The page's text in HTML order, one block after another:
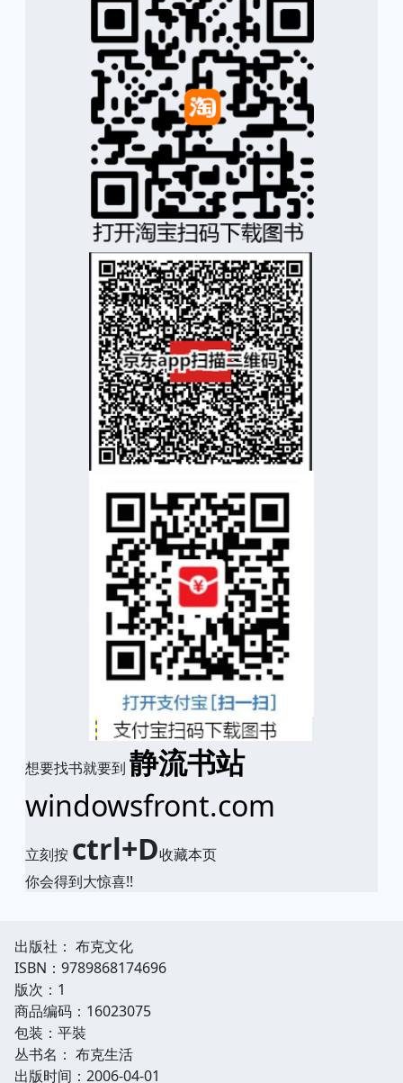
想要找书就要到 静流书站
windowsfront.com
立刻按 ctrl+D收藏本页
你会得到大惊喜!!
出版社： 布克文化
ISBN：9789868174696
版次：1
商品编码：16023075
包装：平裝
丛书名： 布克生活
出版时间：2006-04-01